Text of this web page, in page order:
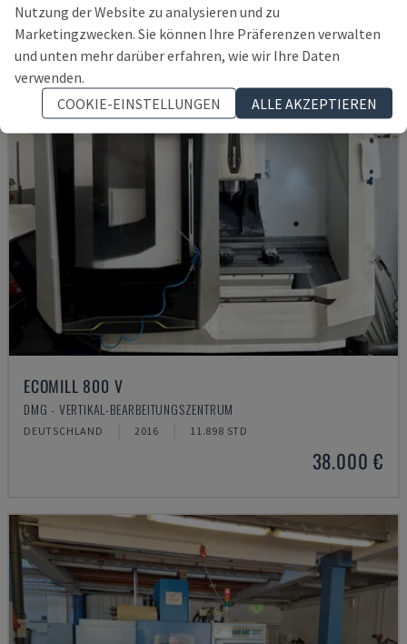
ECOMILL 800 V
DMG - VERTIKAL-BEARBEITUNGSZENTRUM
DEUTSCHLAND 2016 11.898 STD
38.000 €
Nutzung der Website zu analysieren und zu
Marketingzwecken. Sie können Ihre Präferenzen verwalten
und unten mehr darüber erfahren, wie wir Ihre Daten
verwenden.
COOKIE-EINSTELLUNGEN
ALLE AKZEPTIEREN